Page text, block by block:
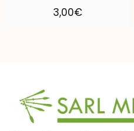
3,00€